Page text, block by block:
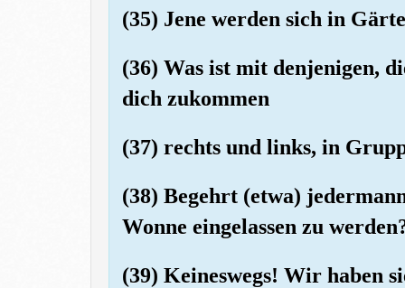
(35) Jene werden sich in
(36) Was ist mit denjenigen,
dich zukommen
(37) rechts und links, in
(38) Begehrt (etwa)
Wonne eingelassen zu
(39) Keineswegs! Wir haben